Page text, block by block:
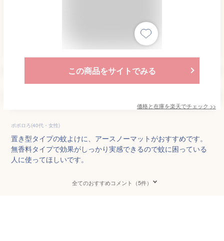
この商品をサイトでみる
価格と在庫を楽天でチェック >>
ポポロろ(40代・女性)
置き型タイプの蚊よけに、アースノーマットがおすすめです。
無香料タイプで効果がしっかり実感できるので蚊に困っている
人に使ってほしいです。
全てのおすすめコメント（5件）